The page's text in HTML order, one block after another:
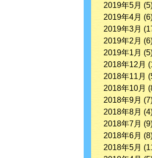
2019年5月
2019年4月
2019年3月
2019年2月
2019年1月
2018年12月
2018年11月
2018年10月
2018年9月
2018年8月
2018年7月
2018年6月
2018年5月